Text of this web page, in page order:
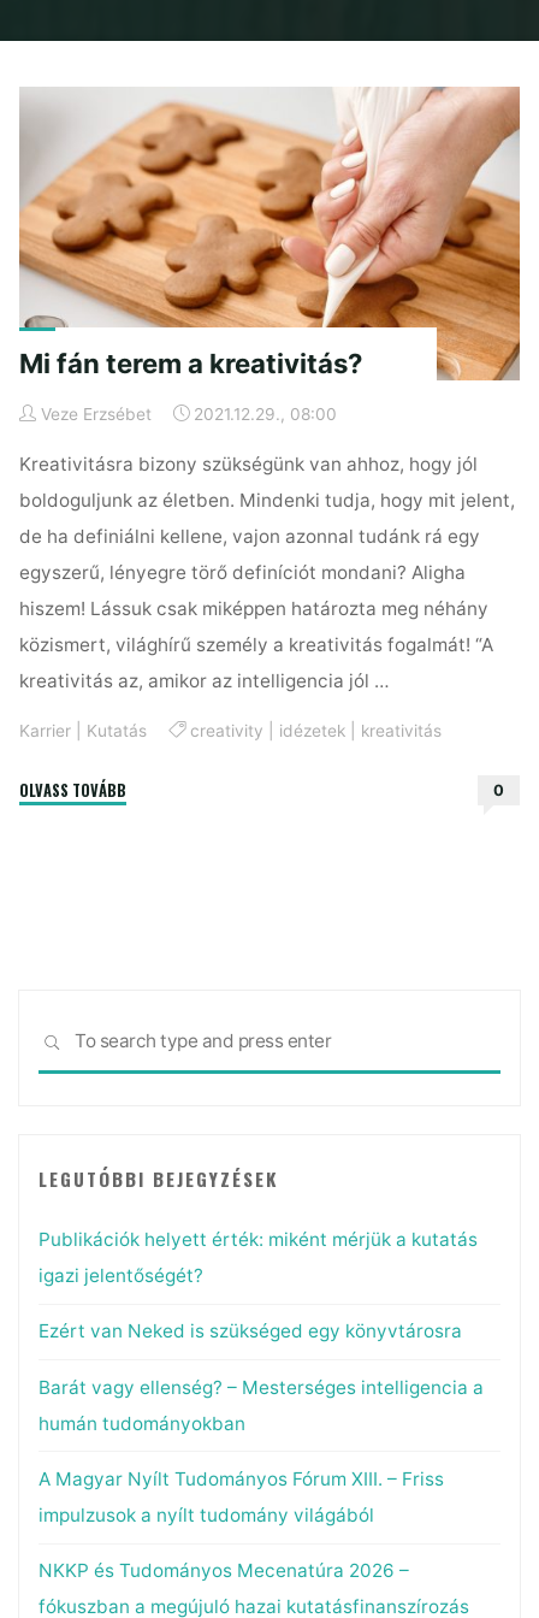
Mi fán terem a kreativitás?
Veze Erzsébet 2021.12.29., 08:00
Kreativitásra bizony szükségünk van ahhoz, hogy jól
boldoguljunk az életben. Mindenki tudja, hogy mit jelent,
de ha definiálni kellene, vajon azonnal tudánk rá egy
egyszerű, lényegre törő definíciót mondani? Aligha
hiszem! Lássuk csak miképpen határozta meg néhány
közismert, világhírű személy a kreativitás fogalmát! “A
kreativitás az, amikor az intelligencia jól …
Karrier Kutatás creativity idézetek| kreativitás
OLVASS TOVÁBB 0
SEARCH
LEGUTÓBBI BEJEGYZÉSEK
Publikációk helyett érték: miként mérjük a kutatás
igazi jelentőségét?
Ezért van Neked is szükséged egy könyvtárosra
Barát vagy ellenség? – Mesterséges intelligencia a
humán tudományokban
A Magyar Nyílt Tudományos Fórum XIII. – Friss
impulzusok a nyílt tudomány világából
NKKP és Tudományos Mecenatúra 2026 –
fókuszban a megújuló hazai kutatásfinanszírozás